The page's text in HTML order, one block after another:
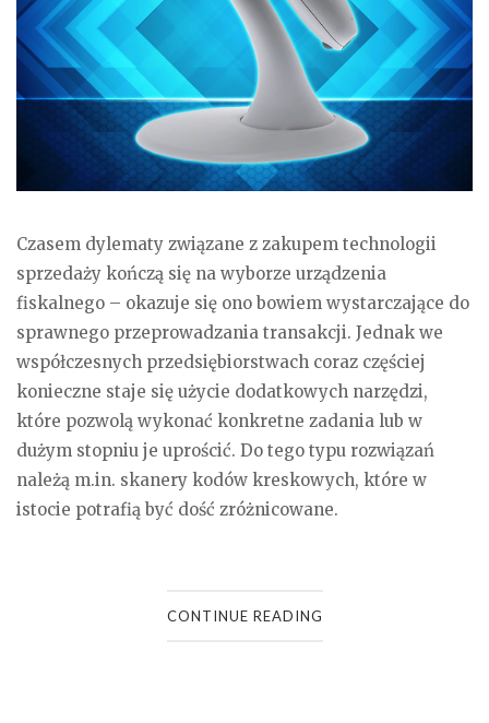
Czasem dylematy związane z zakupem technologii
sprzedaży kończą się na wyborze urządzenia
fiskalnego – okazuje się ono bowiem wystarczające do
sprawnego przeprowadzania transakcji. Jednak we
współczesnych przedsiębiorstwach coraz częściej
konieczne staje się użycie dodatkowych narzędzi,
które pozwolą wykonać konkretne zadania lub w
dużym stopniu je uprościć. Do tego typu rozwiązań
należą m.in. skanery kodów kreskowych, które w
istocie potrafią być dość zróżnicowane.
CONTINUE READING